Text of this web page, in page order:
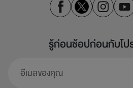
รู้ก่อนช้อปก่อนกับโป